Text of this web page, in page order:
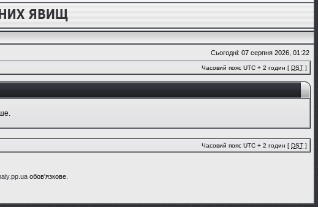
Сьогодні: 07 серпня 2026, 01:22
Часовий пояс UTC + 2 годин [ DST ]
Часовий пояс UTC + 2 годин [ DST ]
обов'язкове.